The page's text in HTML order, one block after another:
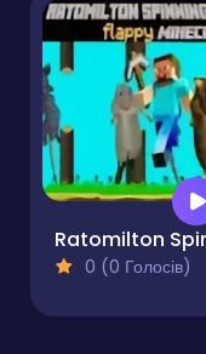
0 (0 Голосів)